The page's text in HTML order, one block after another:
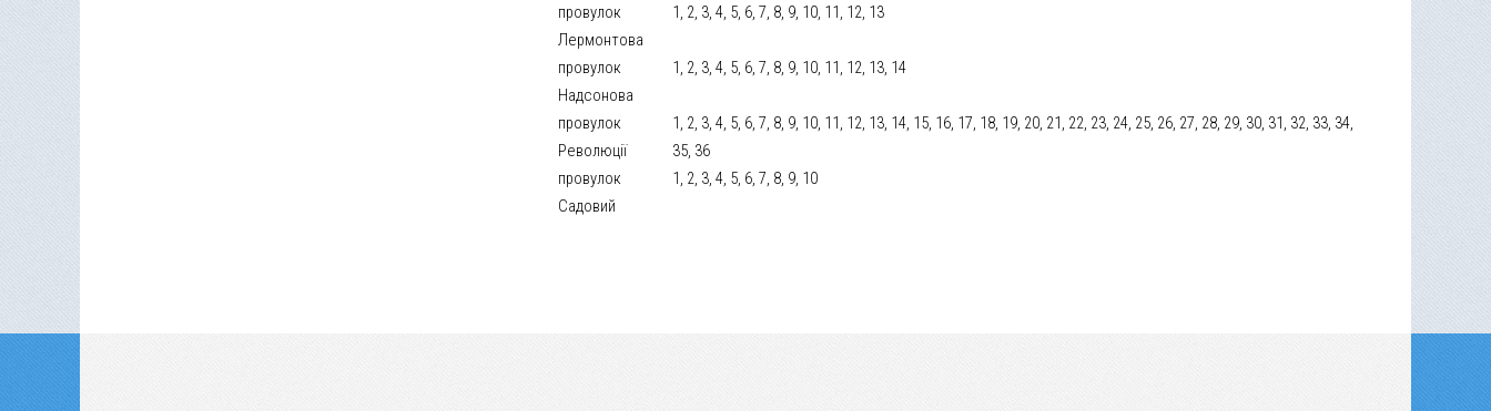
провулок
Лермонтова
1, 2, 3, 4, 5, 6, 7, 8, 9, 10, 11, 12, 13
провулок
Надсонова
1, 2, 3, 4, 5, 6, 7, 8, 9, 10, 11, 12, 13, 14
провулок
Революції
1, 2, 3, 4, 5, 6, 7, 8, 9, 10, 11, 12, 13, 14, 15, 16, 17, 18, 19, 20, 21, 22, 23, 24, 25, 26, 27, 28, 29, 30, 31, 32, 33, 34,
35, 36
провулок
Садовий
1, 2, 3, 4, 5, 6, 7, 8, 9, 10